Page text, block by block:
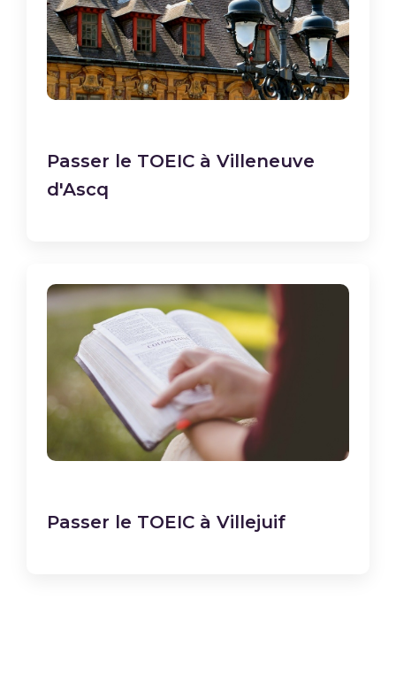
Passer le TOEIC à Villeneuve
d'Ascq
Passer le TOEIC à Villejuif